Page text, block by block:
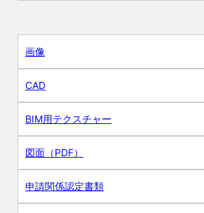
画像
CAD
BIM用テクスチャー
図面（PDF）
申請関係認定書類